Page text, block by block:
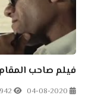
فيلم صاحب
04-08-2020